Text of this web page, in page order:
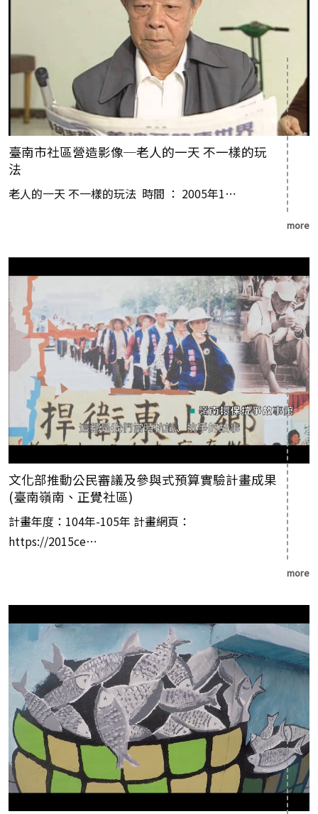
臺南市社區營造影像─老人的一天 不一樣的玩
法
老人的一天 不一樣的玩法 時間 ： 2005年1⋯
more
文化部推動公民審議及參與式預算實驗計畫成果
(臺南嶺南、正覺社區)
計畫年度：104年-105年 計畫網頁：
https://2015ce⋯
more